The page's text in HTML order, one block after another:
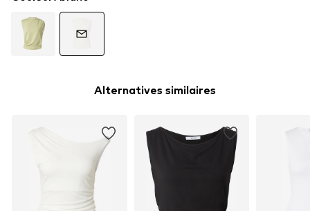
Alternatives similaires